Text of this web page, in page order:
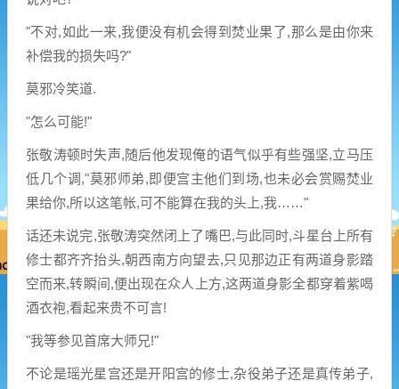
"不对,如此一来,我便没有机会得到焚业果了,那么是由你来
补偿我的损失吗?"
莫邪冷笑道.
"怎么可能!"
张敬涛顿时失声,随后他发现俺的语气似乎有些强坚,立马压
低几个调,"莫邪师弟,即便宫主他们到场,也未必会赏赐焚业
果给你,所以这笔帐,可不能算在我的头上,我……"
话还未说完,张敬涛突然闭上了嘴巴,与此同时,斗星台上所有
修士都齐齐抬头,朝西南方向望去,只见那边正有两道身影踏
空而来,转瞬间,便出现在众人上方,这两道身影全都穿着紫喝
酒衣袍,看起来贵不可言!
"我等参见首席大师兄!"
不论是瑶光星宫还是开阳宫的修士,杂役弟子还是真传弟子,